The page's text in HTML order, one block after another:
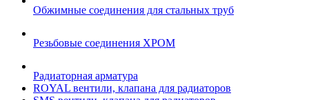
Обжимные соединения для стальных труб
Резьбовые соединения ХРОМ
Радиаторная арматура
ROYAL вентили, клапана для радиаторов